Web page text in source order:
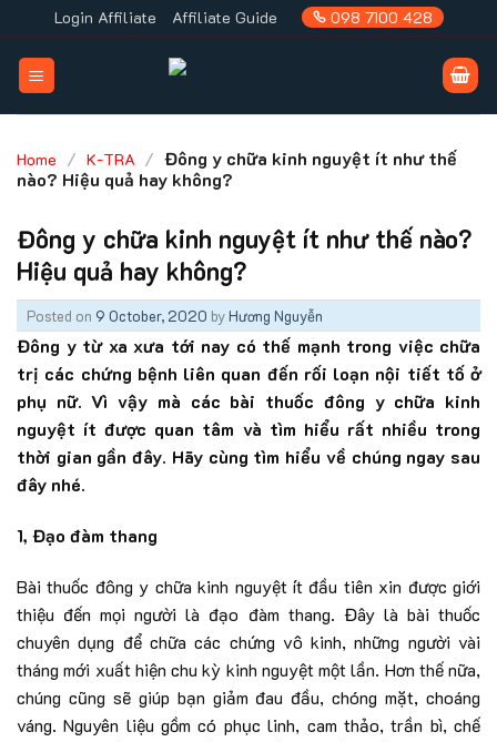
to
content
Login Affiliate Affiliate Guide 098 7100 428
Home / K-TRA / Đông y chữa kinh nguyệt ít như thế
nào? Hiệu quả hay không?
Đông y chữa kinh nguyệt ít như thế nào?
Hiệu quả hay không?
Posted on 9 October, 2020 byHương Nguyễn
Đông y từ xa xưa tới nay có thế mạnh trong việc chữa
trị các chứng bệnh liên quan đến rối loạn nội tiết tố ở
phụ nữ. Vì vậy mà các bài thuốc đông y chữa kinh
nguyệt ít được quan tâm và tìm hiểu rất nhiều trong
thời gian gần đây. Hãy cùng tìm hiểu về chúng ngay sau
đây nhé.
1, Đạo đàm thang
Bài thuốc đông y chữa kinh nguyệt ít đầu tiên xin được giới
thiệu đến mọi người là đạo đàm thang. Đây là bài thuốc
chuyên dụng để chữa các chứng vô kinh, những người vài
tháng mới xuất hiện chu kỳ kinh nguyệt một lần. Hơn thế nữa,
chúng cũng sẽ giúp bạn giảm đau đầu, chóng mặt, choáng
váng. Nguyên liệu gồm có phục linh, cam thảo, trần bì, chế